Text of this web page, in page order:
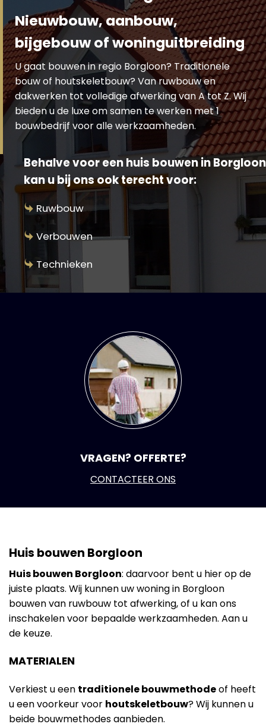
Nieuwbouw, aanbouw,
bijgebouw of woninguitbreiding
U gaat bouwen in regio Borgloon? Traditionele
bouw of houtskeletbouw? Van ruwbouw en
dakwerken tot volledige afwerking van A tot Z. Wij
bieden u de luxe om samen te werken met 1
bouwbedrijf voor alle werkzaamheden.
Behalve voor een huis bouwen in Borgloon
kan u bij ons ook terecht voor:
Ruwbouw
Verbouwen
Technieken
VRAGEN? OFFERTE?
CONTACTEER ONS
Huis bouwen Borgloon
Huis bouwen Borgloon: daarvoor bent u hier op de
juiste plaats. Wij kunnen uw woning in Borgloon
bouwen van ruwbouw tot afwerking, of u kan ons
inschakelen voor bepaalde werkzaamheden. Aan u
de keuze.
MATERIALEN
Verkiest u een traditionele bouwmethodeof heeft
u een voorkeur voor houtskeletbouw? Wij kunnen u
beide bouwmethodes aanbieden.